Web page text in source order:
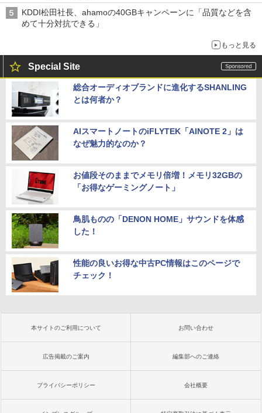
KDDI松田社長、ahamoの40GBキャンペーンに「品質などを含
めて十分対抗できる」
もっと見る
Special Site
総合オーディオブランドに進化するSHANLING
とは何者か？
AIスマートノートのiFLYTEK「AINOTE 2」は
なぜ魅力的なのか？
お値段そのままでメモリ倍増！メモリ32GBの
「お得なゲーミングノート」
鳥肌ものの「DENON HOME」サウンドを体感
した！
性能の良いお得な中古PC情報はこのページで
チェック！
本サイトのご利用について お問い合わせ
広告掲載のご案内 編集部へのご連絡
プライバシーポリシー 会社概要